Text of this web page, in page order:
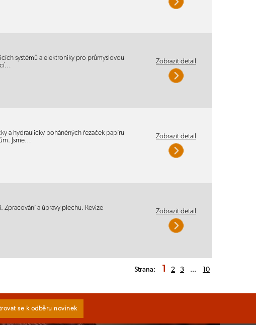
systémů a elektroniky pro průmyslovou
Zobrazit detail
a hydraulicky poháněných řezaček papíru
Jsme…
Zobrazit detail
Zpracování a úpravy plechu. Revize
Zobrazit detail
Strana: 1 2 3 ... 10
se k odběru novinek